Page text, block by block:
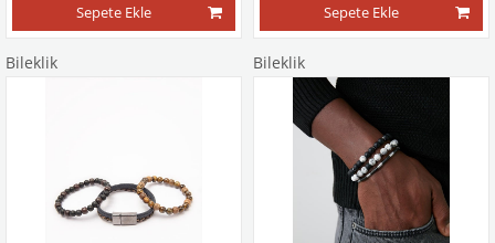
Sepete Ekle
Sepete Ekle
Bileklik Bileklik